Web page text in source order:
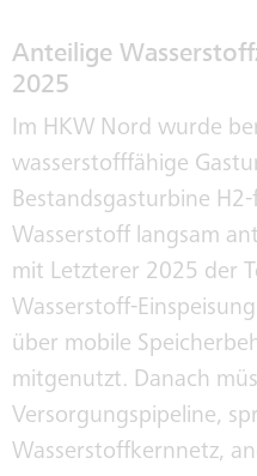
Anteilige
2025
Im HKW Nord wurde
wasserstofffähige
Bestandsgasturbine
Wasserstoff langsam
mit Letzterer 2025 der
Wasserstoff-
über mobile
mitgenutzt. Danach
Versorgungspipeline,
Wasserstoffkernnetz,